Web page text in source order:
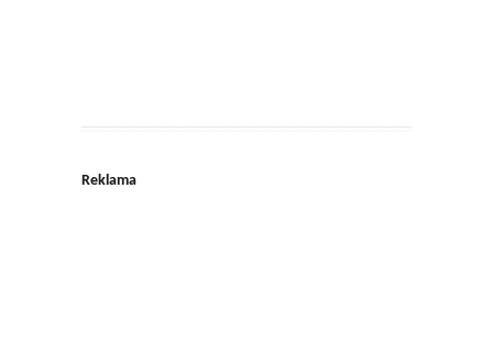
Reklama